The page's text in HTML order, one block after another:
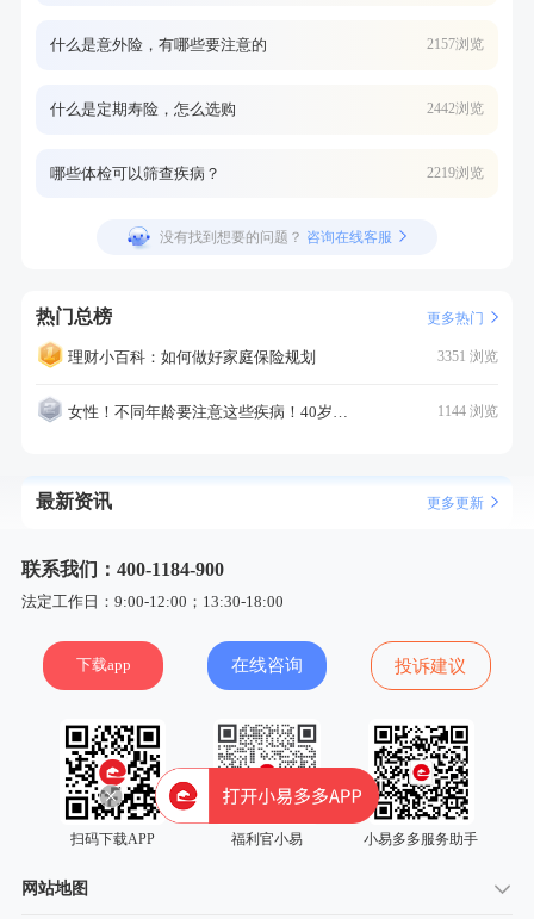
什么是意外险，有哪些要注意的 2157浏览
什么是定期寿险，怎么选购 2442浏览
哪些体检可以筛查疾病？ 2219浏览
没有找到想要的问题？ 咨询在线客服
热门总榜 更多热门
理财小百科：如何做好家庭保险规划 3351 浏览
女性！不同年龄要注意这些疾病！40岁的这个疾病最需要注意！ 1144 浏览
最新资讯 更多更新
联系我们：400-1184-900
法定工作日：9:00-12:00；13:30-18:00
下载app 在线咨询 投诉建议
扫码下载APP 福利官小易 小易多多服务助手
网站地图